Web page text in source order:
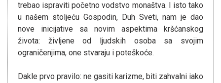
trebao ispraviti početno vodstvo monaštva. I isto tako
u našem stoljeću Gospodin, Duh Sveti, nam je dao
nove inicijative sa novim aspektima kršćanskog
života: življene od ljudskih osoba sa svojim
ograničenjima, one stvaraju i poteškoće.
Dakle prvo pravilo: ne gasiti karizme, biti zahvalni iako